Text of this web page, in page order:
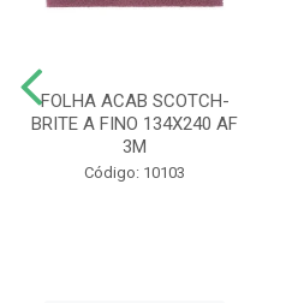
FOLHA ACAB SCOTCH-
BRITE A FINO 134X240 AF
3M
Código: 10103